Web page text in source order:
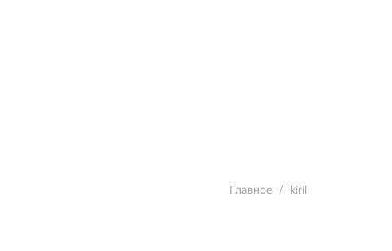
Главное kiril